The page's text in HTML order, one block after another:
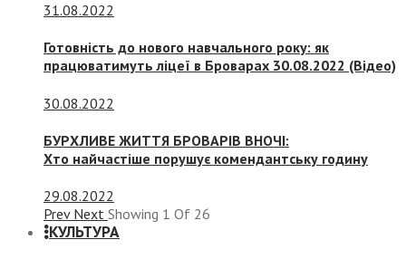
31.08.2022
Готовність до нового навчального року: як
працюватимуть ліцеї в Броварах 30.08.2022 (Відео)
30.08.2022
БУРХЛИВЕ ЖИТТЯ БРОВАРІВ ВНОЧІ:
Хто найчастіше порушує комендантську годину
29.08.2022
Prev Next Showing 1 Of 26
КУЛЬТУРА